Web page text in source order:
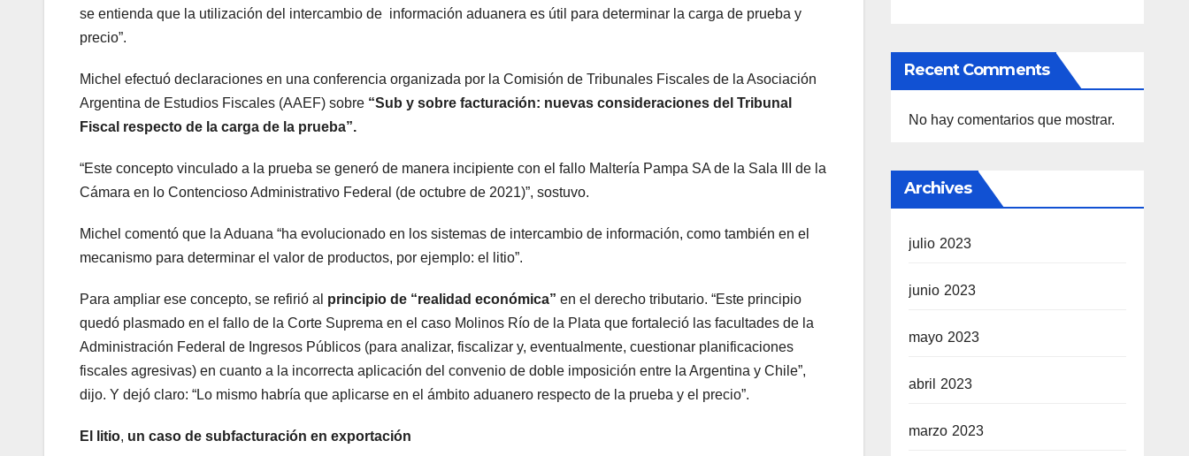
se entienda que la utilización del intercambio de información aduanera es útil para determinar la carga de prueba y
precio”.
Michel efectuó declaraciones en una conferencia organizada por la Comisión de Tribunales Fiscales de la Asociación
Argentina de Estudios Fiscales (AAEF) sobre “Sub y sobre facturación: nuevas consideraciones del Tribunal
Fiscal respecto de la carga de la prueba”.
“Este concepto vinculado a la prueba se generó de manera incipiente con el fallo Maltería Pampa SA de la Sala III de la
Cámara en lo Contencioso Administrativo Federal (de octubre de 2021)”, sostuvo.
Michel comentó que la Aduana “ha evolucionado en los sistemas de intercambio de información, como también en el
mecanismo para determinar el valor de productos, por ejemplo: el litio”.
Para ampliar ese concepto, se refirió al principio de “realidad económica” en el derecho tributario. “Este principio
quedó plasmado en el fallo de la Corte Suprema en el caso Molinos Río de la Plata que fortaleció las facultades de la
Administración Federal de Ingresos Públicos (para analizar, fiscalizar y, eventualmente, cuestionar planificaciones
fiscales agresivas) en cuanto a la incorrecta aplicación del convenio de doble imposición entre la Argentina y Chile”,
dijo. Y dejó claro: “Lo mismo habría que aplicarse en el ámbito aduanero respecto de la prueba y el precio”.
El litio, un caso de subfacturación en exportación
Recent Comments
No hay comentarios que mostrar.
Archives
julio 2023
junio 2023
mayo 2023
abril 2023
marzo 2023